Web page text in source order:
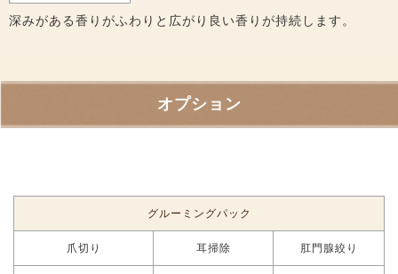
深みがある香りがふわりと広がり良い香りが持続します。
オプション
グルーミングパック
爪切り 耳掃除 肛門腺絞り